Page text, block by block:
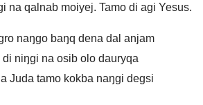
na qalnab moiyej. Tamo di agi Yesus.
naŋgo baŋq dena dal anjam
niŋgi na osib olo dauryqa
Juda tamo kokba naŋgi degsi